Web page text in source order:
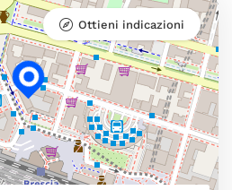
Ottieni indicazioni